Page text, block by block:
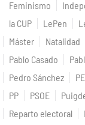
Feminismo
la CUP
LePen
Máster
Natalidad
Pablo Casado
Pedro Sánchez
PP
PSOE
Reparto electoral